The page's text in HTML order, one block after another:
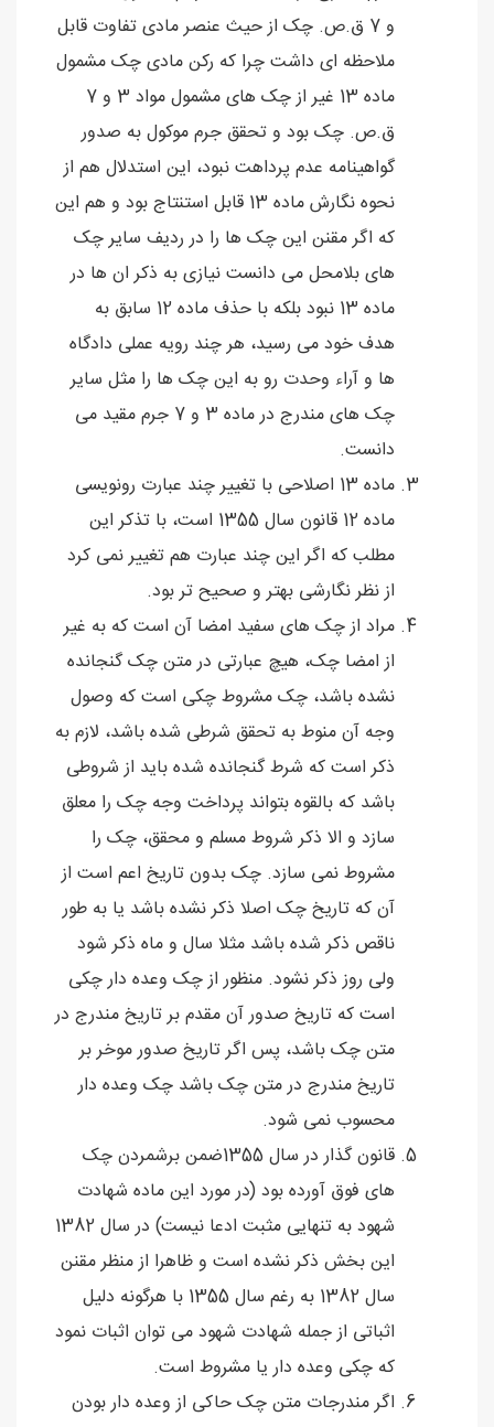
و 7 ق.ص. چک از حیث عنصر مادی تفاوت قابل
ملاحظه ای داشت چرا که رکن مادی چک مشمول
ماده 13 غیر از چک های مشمول مواد 3 و 7
ق.ص. چک بود و تحقق جرم موکول به صدور
گواهینامه عدم پرداهت نبود، این استدلال هم از
نحوه نگارش ماده 13 قابل استنتاج بود و هم این
که اگر مقنن این چک ها را در ردیف سایر چک
های بلامحل می دانست نیازی به ذکر ان ها در
ماده 13 نبود بلکه با حذف ماده 12 سابق به
هدف خود می رسید، هر چند رویه عملی دادگاه
ها و آراء وحدت رو به این چک ها را مثل سایر
چک های مندرج در ماده 3 و 7 جرم مقید می
دانست.
ماده 13 اصلاحی با تغییر چند عبارت رونویسی
ماده 12 قانون سال 1355 است، با تذکر این
مطلب که اگر این چند عبارت هم تغییر نمی کرد
از نظر نگارشی بهتر و صحیح تر بود.
مراد از چک های سفید امضا آن است که به غیر
از امضا چک، هیچ عبارتی در متن چک گنجانده
نشده باشد، چک مشروط چکی است که وصول
وجه آن منوط به تحقق شرطی شده باشد، لازم به
ذکر است که شرط گنجانده شده باید از شروطی
باشد که بالقوه بتواند پرداخت وجه چک را معلق
سازد و الا ذکر شروط مسلم و محقق، چک را
مشروط نمی سازد. چک بدون تاریخ اعم است از
آن که تاریخ چک اصلا ذکر نشده باشد یا به طور
ناقص ذکر شده باشد مثلا سال و ماه ذکر شود
ولی روز ذکر نشود. منظور از چک وعده دار چکی
است که تاریخ صدور آن مقدم بر تاریخ مندرج در
متن چک باشد، پس اگر تاریخ صدور موخر بر
تاریخ مندرج در متن چک باشد چک وعده دار
محسوب نمی شود.
قانون گذار در سال 1355ضمن برشمردن چک
های فوق آورده بود (در مورد این ماده شهادت
شهود به تنهایی مثبت ادعا نیست) در سال 1382
این بخش ذکر نشده است و ظاهرا از منظر مقنن
سال 1382 به رغم سال 1355 با هرگونه دلیل
اثباتی از جمله شهادت شهود می توان اثبات نمود
که چکی وعده دار یا مشروط است.
اگر مندرجات متن چک حاکی از وعده دار بودن